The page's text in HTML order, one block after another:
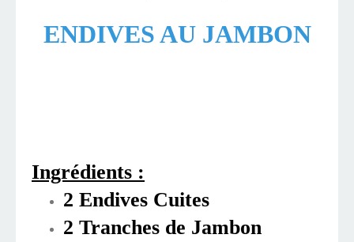
ENDIVES AU JAMBON
Ingrédients :
2 Endives Cuites
2 Tranches de Jambon